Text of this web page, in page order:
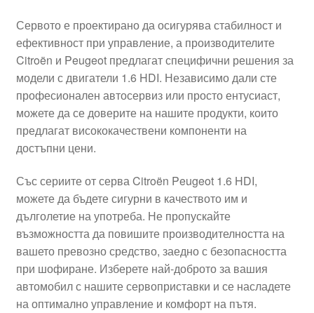
Политика за поверителност
Правила и условия
Процедура за рекламации
Разгледайте
Транспорт
Сервото е проектирано да осигурява стабилност и
ефективност при управление, а производителите
Citroën и Peugeot предлагат специфични решения за
модели с двигатели 1.6 HDI. Независимо дали сте
професионален автосервиз или просто ентусиаст,
можете да се доверите на нашите продукти, които
предлагат висококачествени компоненти на
достъпни цени.
Със сериите от серва Citroën Peugeot 1.6 HDI,
можете да бъдете сигурни в качеството им и
дълголетие на употреба. Не пропускайте
възможността да повишите производителността на
вашето превозно средство, заедно с безопасността
при шофиране. Изберете най-доброто за вашия
автомобил с нашите сервоприставки и се насладете
на оптимално управление и комфорт на пътя.